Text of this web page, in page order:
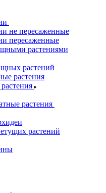
не пересаженные
пересаженные
растениями
растений
растения
растения
растений